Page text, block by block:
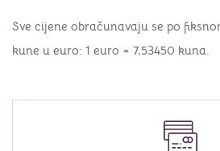
Sve cijene obračunavaju se po
kune u euro: 1 euro = 7,53450 kuna.